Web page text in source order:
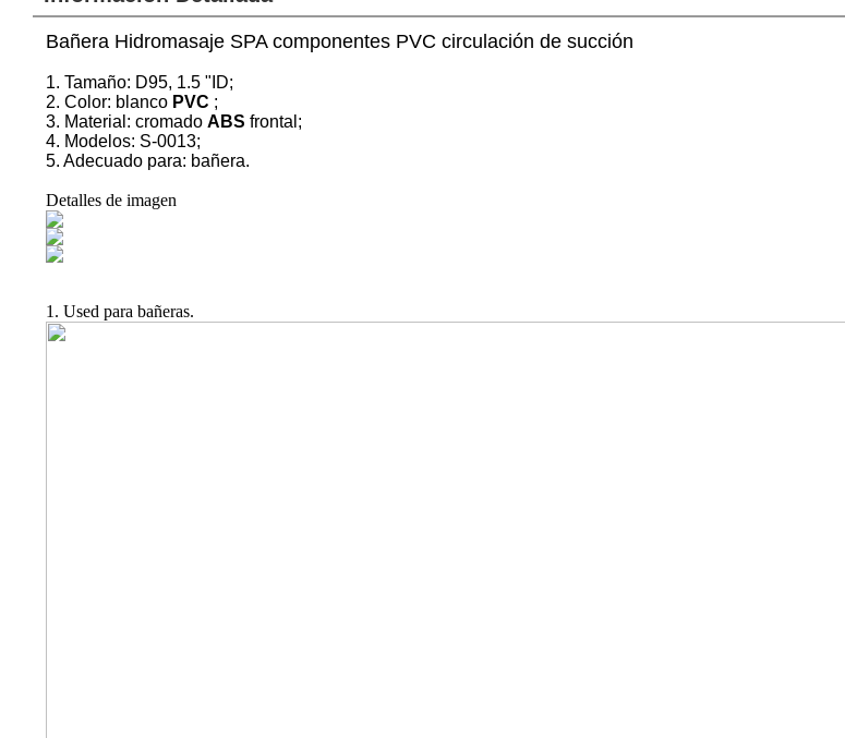
Bañera Hidromasaje SPA componentes PVC circulación de succión
1. Tamaño: D95, 1.5 "ID;
2. Color: blanco PVC ;
3. Material: cromado ABS frontal;
4. Modelos: S-0013;
5. Adecuado para: bañera.
Detalles de imagen
1. Used para bañeras.